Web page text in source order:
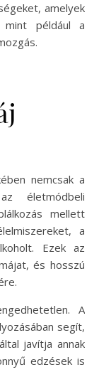
amelyek
mint például a
nemcsak a
életmódbeli
mellett
a
Ezek az
és hosszú
A
segít,
javítja annak
edzések is